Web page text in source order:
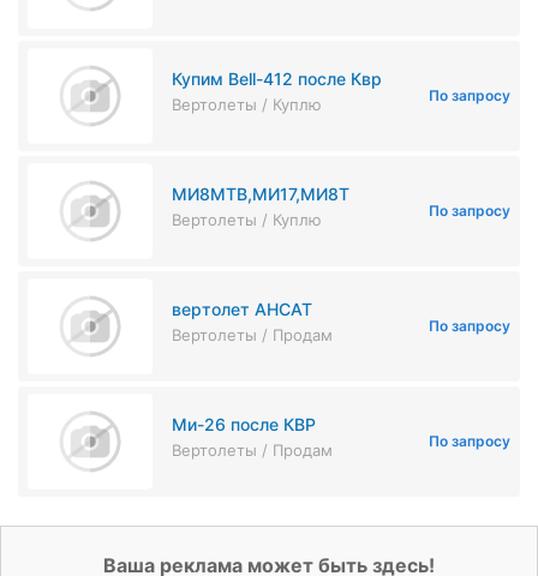
Купим Bell-412 после Квр
Вертолеты / Куплю По запросу
МИ8МТВ,МИ17,МИ8Т
Вертолеты / Куплю По запросу
вертолет АНСАТ
Вертолеты / Продам По запросу
Ми-26 после КВР
Вертолеты / Продам По запросу
Ваша реклама может быть здесь!